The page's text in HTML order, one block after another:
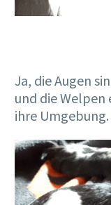
Ja, die Augen
und die
ihre Umgebung.